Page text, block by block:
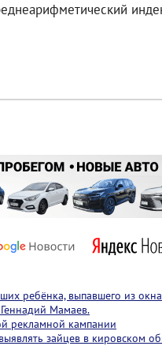
ребёнка, выпавшего из
Мамаев.
рекламной кампании
зайцев в кировском